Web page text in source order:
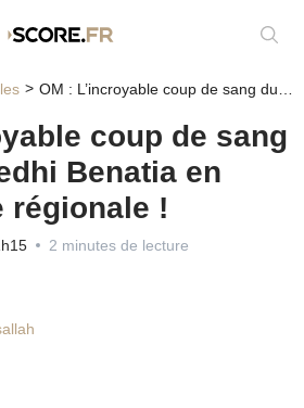
OM : L’incroyable coup de sang du fils de Medhi Benatia en pleine finale régionale !
coup de sang
Benatia en
régionale !
2 minutes de lecture